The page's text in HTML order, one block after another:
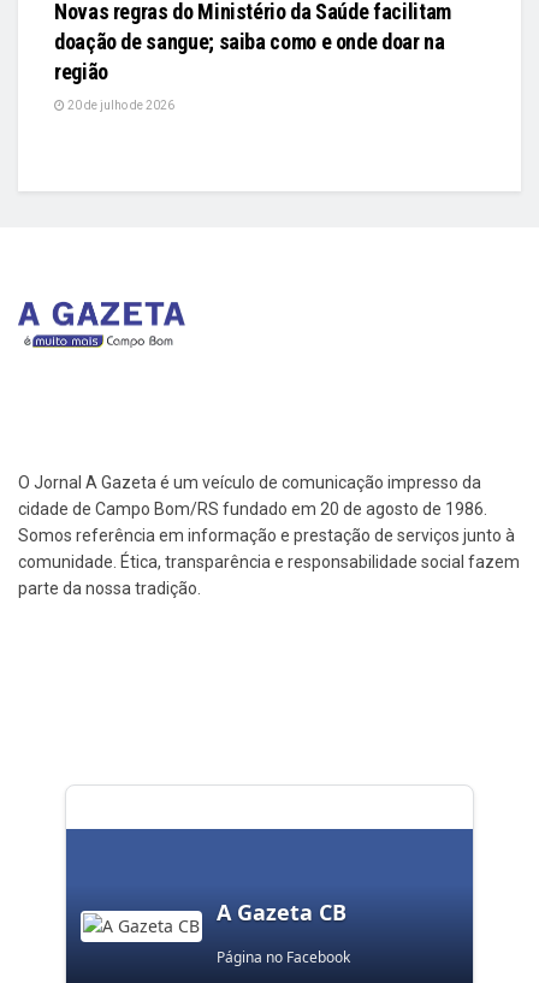
Novas regras do Ministério da Saúde facilitam
doação de sangue; saiba como e onde doar na
região
20 de julho de 2026
O Jornal A Gazeta é um veículo de comunicação impresso da
cidade de Campo Bom/RS fundado em 20 de agosto de 1986.
Somos referência em informação e prestação de serviços junto à
comunidade. Ética, transparência e responsabilidade social fazem
parte da nossa tradição.
A Gazeta CB
Página no Facebook